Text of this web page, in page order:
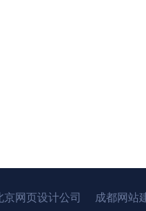
京网页设计公司 成都网站